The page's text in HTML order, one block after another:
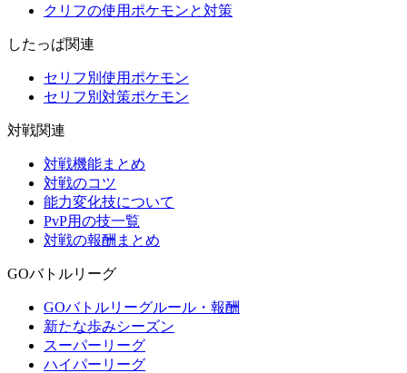
クリフの使用ポケモンと対策
したっぱ関連
セリフ別使用ポケモン
セリフ別対策ポケモン
対戦関連
対戦機能まとめ
対戦のコツ
能力変化技について
PvP用の技一覧
対戦の報酬まとめ
GOバトルリーグ
GOバトルリーグルール・報酬
新たな歩みシーズン
スーパーリーグ
ハイパーリーグ